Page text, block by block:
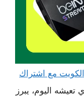
تعيشه اليوم، يبرز